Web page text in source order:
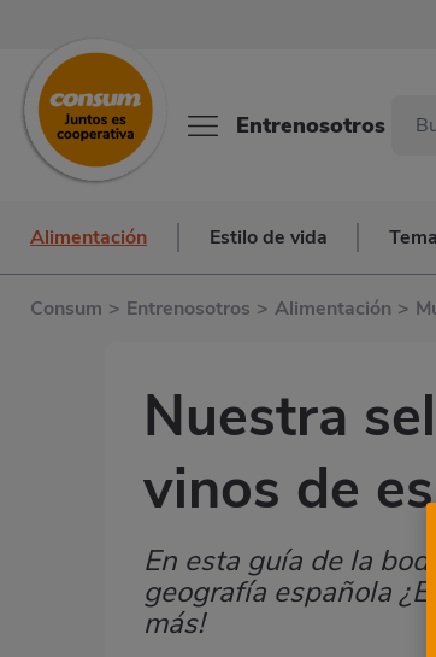
Entrenosotros
Alimentación Estilo de vida
Consum > Entrenosotros > Alimentación >
Nuestra
vinos de
Subtítulo
En esta guía de la
geografía española
más!